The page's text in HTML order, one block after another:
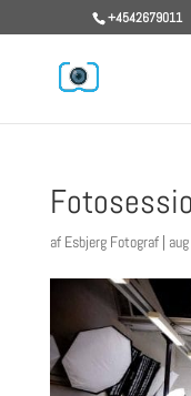
+4542679011
af Esbjerg Fotograf|